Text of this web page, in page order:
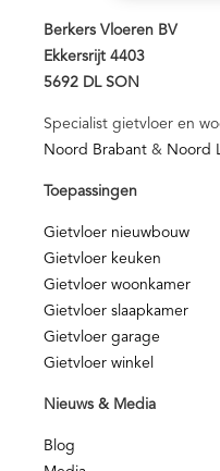
Berkers Vloeren BV
Ekkersrijt 4403
5692 DL SON
Specialist gietvloer en
Noord Brabant & Noord
Toepassingen
Gietvloer nieuwbouw
Gietvloer keuken
Gietvloer woonkamer
Gietvloer slaapkamer
Gietvloer garage
Gietvloer winkel
Nieuws & Media
Blog